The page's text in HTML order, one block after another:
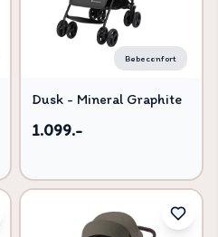
Bebeconfort
Dusk - Mineral Graphite
1.099.-